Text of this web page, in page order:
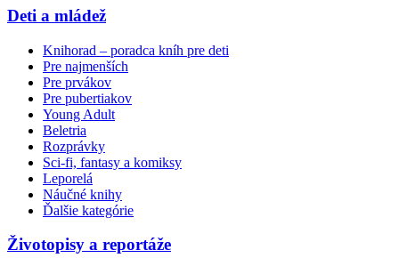
Deti a mládež
Knihorad – poradca kníh pre deti
Pre najmenších
Pre prvákov
Pre pubertiakov
Young Adult
Beletria
Rozprávky
Sci-fi, fantasy a komiksy
Leporelá
Náučné knihy
Ďalšie kategórie
Životopisy a reportáže